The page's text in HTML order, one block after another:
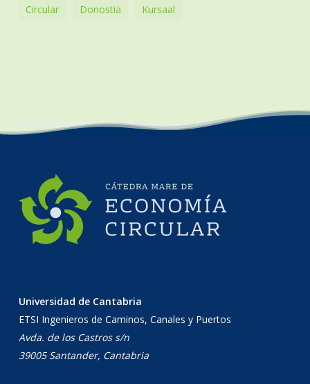
Circular Donostia Kursaal
Universidad de Cantabria
ETSI Ingenieros de Caminos, Canales y Puertos
Avda. de los Castros s/n
39005 Santander, Cantabria